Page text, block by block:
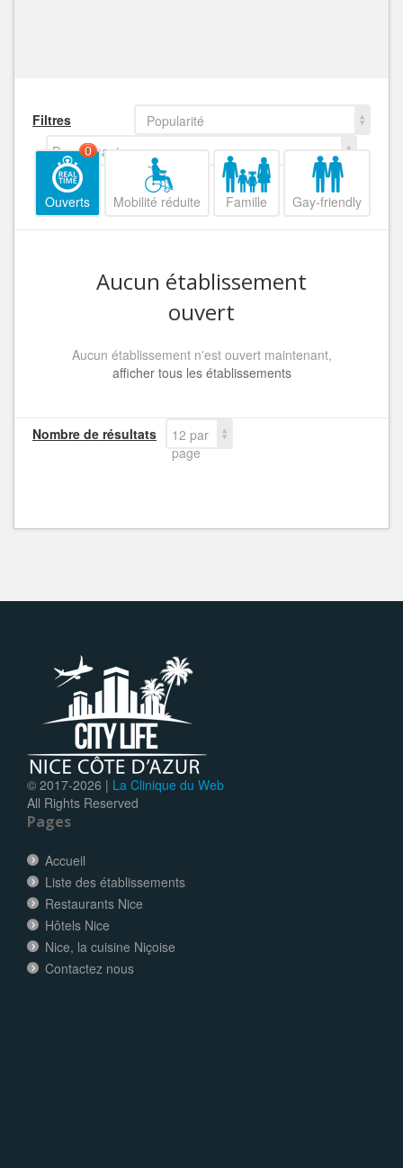
Filtres
Popularité
Decroissant
Ouverts
0
Mobilité réduite Famille Gay-friendly
Aucun établissement
ouvert
Aucun établissement n'est ouvert maintenant,
afficher tous les établissements
Nombre de résultats
12 par
page
© 2017-2026 | La Clinique du Web
All Rights Reserved
Pages
Accueil
Liste des établissements
Restaurants Nice
Hôtels Nice
Nice, la cuisine Niçoise
Contactez nous